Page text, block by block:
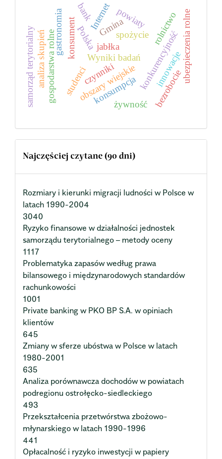
konsument Wyniki badańkonkurencyjność
innowacje
obszary wiejskie
gospodarstwa rolne spożycie rolnictwo
Polska
konsumpcja
Gmina
czynniki
Internet
żywność
jabłka
gastronomia
analiza skupień
samorząd terytorialny bezrobocie
bank
studenci ubezpieczenia rolne
powiaty
Najczęściej czytane (90 dni)
Rozmiary i kierunki migracji ludności w Polsce w
latach 1990-2004
3040
Ryzyko finansowe w działalności jednostek
samorządu terytorialnego – metody oceny
1117
Problematyka zapasów według prawa
bilansowego i międzynarodowych standardów
rachunkowości
1001
Private banking w PKO BP S.A. w opiniach
klientów
645
Zmiany w sferze ubóstwa w Polsce w latach
1980-2001
635
Analiza porównawcza dochodów w powiatach
podregionu ostrołęcko-siedleckiego
493
Przekształcenia przetwórstwa zbożowo-
młynarskiego w latach 1990-1996
441
Opłacalność i ryzyko inwestycji w papiery